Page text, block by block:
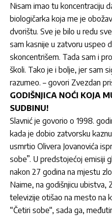
Nisam imao tu koncentraciju
biologičarka koja me je
dvorištu. Sve je bilo u redu
sam kasnije u zatvoru uspeo
skoncentrišem. Tada sam i
školi. Tako je i bolje, jer sam
razumeo. – govori Zvezdan
GODIŠNJICA NOĆI KOJA
SUDBINU!
Slavnić je govorio o 1998.
kada je dobio zatvorsku
usmrtio Olivera Jovanovića
sobe”. U predstojećoj emisiji
nakon 27 godina na mjestu
Naime, na godišnjicu ubistva,
televizije otišao na mesto na
“Četiri sobe“, sada ga,